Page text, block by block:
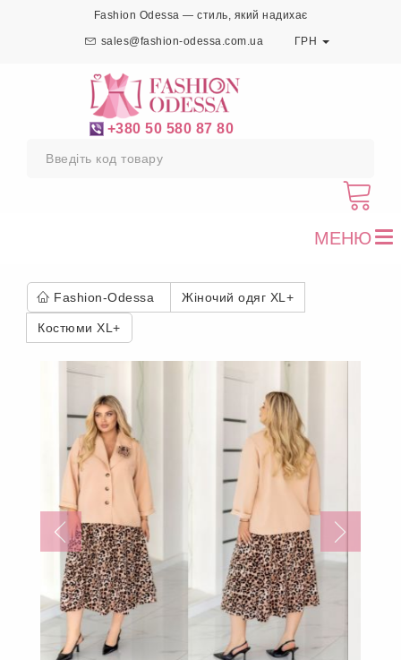
Fashion Odessa — стиль, який надихає
sales@fashion-odessa.com.ua ГРН
+380 50 580 87 80
МЕНЮ
Fashion-Odessa Жіночий одяг XL+
Костюми XL+